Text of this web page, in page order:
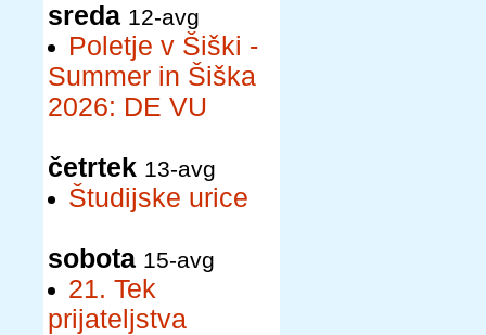
sreda 12-avg
Poletje v Šiški -
Summer in Šiška
2026: DE VU
četrtek 13-avg
Študijske urice
sobota 15-avg
21. Tek
prijateljstva